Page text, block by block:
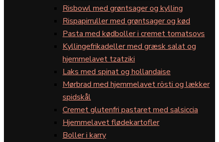
Risbowl med grøntsager og kylling
Rispapirruller med grøntsager og kød
Pasta med kødboller i cremet tomatsovs
Kyllingefrikadeller med græsk salat og
hjemmelavet tzatziki
Laks med spinat og hollandaise
Mørbrad med hjemmelavet rösti og lækker
spidskål
Cremet glutenfri pastaret med salsiccia
Hjemmelavet flødekartofler
Boller i karry